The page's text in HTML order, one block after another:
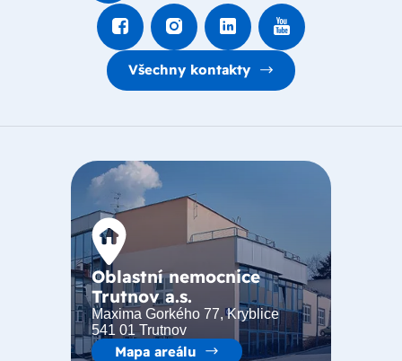
Všechny kontakty
Oblastní nemocnice
Trutnov a.s.
Maxima Gorkého 77, Kryblice
541 01 Trutnov
Mapa areálu